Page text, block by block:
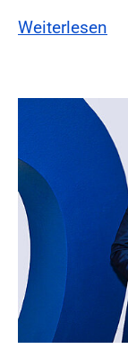
Weiterlesen